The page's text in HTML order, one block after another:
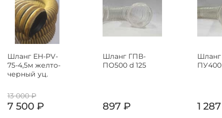
Шланг EH-PV-
75-4,5м желто-
черный уц.
13 000 ₽
7 500 ₽
Шланг ГПВ-
ПО500 d 125
897 ₽
ПУ400
1